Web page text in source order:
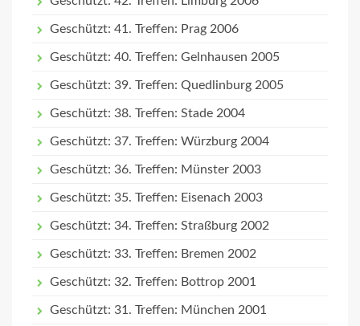
Geschützt: 41. Treffen: Prag 2006
Geschützt: 40. Treffen: Gelnhausen 2005
Geschützt: 39. Treffen: Quedlinburg 2005
Geschützt: 38. Treffen: Stade 2004
Geschützt: 37. Treffen: Würzburg 2004
Geschützt: 36. Treffen: Münster 2003
Geschützt: 35. Treffen: Eisenach 2003
Geschützt: 34. Treffen: Straßburg 2002
Geschützt: 33. Treffen: Bremen 2002
Geschützt: 32. Treffen: Bottrop 2001
Geschützt: 31. Treffen: München 2001